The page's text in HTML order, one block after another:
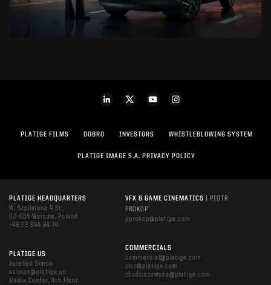
PLATIGE FILMS DOBRO INVESTORS WHISTLEBLOWING SYSTEM
PLATIGE IMAGE S.A. PRIVACY POLICY
PLATIGE HEADQUARTERS
W. Szpilmana 4 St.
02-634 Warsaw, Poland
+48 22 844 64 74
PLATIGE US
Aurelien Simon
asimon@platige.us
Media Center, 4th Floor
VFX & GAME CINEMATICS
| PIOTR
PROKOP
pprokop@platige.com
COMMERCIALS
commercial@platige.com
zicz@platige.com
zbudziszewska@platige.com